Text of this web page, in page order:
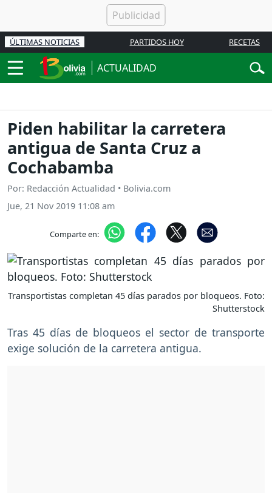
ÚLTIMAS NOTICIAS PARTIDOS HOY RECETAS
ACTUALIDAD
Piden habilitar la carretera
antigua de Santa Cruz a
Cochabamba
Por: Redacción Actualidad • Bolivia.com
Jue, 21 Nov 2019 11:08 am
Comparte en:
Transportistas completan 45 días parados por bloqueos. Foto:
Shutterstock
Tras 45 días de bloqueos el sector de transporte
exige solución de la carretera antigua.